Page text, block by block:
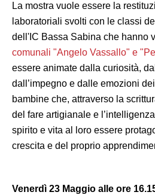
La mostra vuole essere la
laboratoriali svolti con le classi
dell'IC Bassa Sabina che hanno
comunali "Angelo Vassallo" e
essere animate dalla curiosità,
dall’impegno e dalle emozioni
bambine che, attraverso la
del fare artigianale e
spirito e vita al loro essere
crescita e del proprio
Venerdì 23 Maggio alle ore